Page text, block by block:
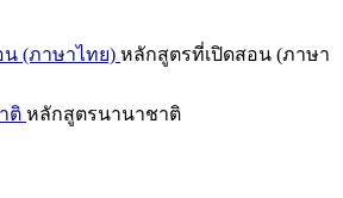
(ภาษาไทย) หลักสูตรที่เปิดสอน (ภาษา
ติ หลักสูตรนานาชาติ